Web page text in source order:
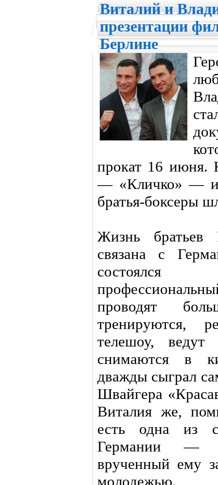
Виталий и
презентации
Берлине
прокат 16 июня.
— «Кличко» — и
братья-боксеры
Жизнь
связана с
проводят
тренируются,
телешоу,
снимаются в
дважды сыграл
Швайгера
Виталия же,
есть одна из
Германии —
врученный ему
молодежью.